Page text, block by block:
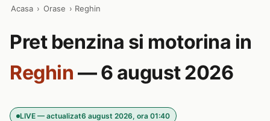
Acasa › Orase › Reghin
Pret benzina si motorina in
Reghin — 6 august 2026
LIVE — actualizat6 august 2026, ora 01:40